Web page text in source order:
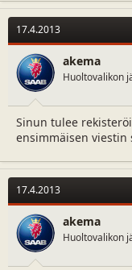
c
t
i
o
n
s
:
17.4.2013
akema
Huoltovalikon
Sinun tulee
ensimmäisen viestin
17.4.2013
akema
Huoltovalikon